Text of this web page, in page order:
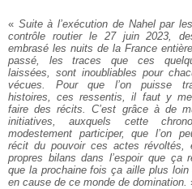
« Suite à l’exécution de Nahel par
contrôle routier le 27 juin 2023,
embrasé les nuits de la France
passé, les traces que ces
laissées, sont inoubliables pour
vécues. Pour que l’on puisse
histoires, ces ressentis, il faut y
faire des récits. C’est grâce à de
initiatives, auxquels cette
modestement participer, que l’on
récit du pouvoir ces actes révoltés,
propres bilans dans l’espoir que ça
que la prochaine fois ça aille plus
en cause de ce monde de domination.